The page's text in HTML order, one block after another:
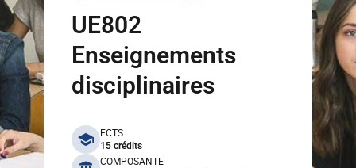
UE802
Enseignements
disciplinaires
benefits
ECTS
15 crédits
COMPOSANTE